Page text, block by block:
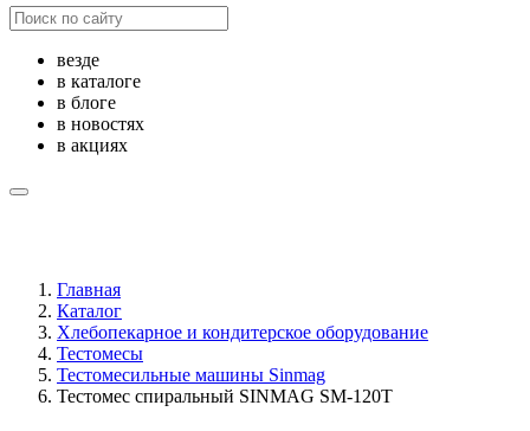
везде
в каталоге
в блоге
в новостях
в акциях
Главная
Каталог
Хлебопекарное и кондитерское оборудование
Тестомесы
Тестомесильные машины Sinmag
Тестомес спиральный SINMAG SМ-120Т